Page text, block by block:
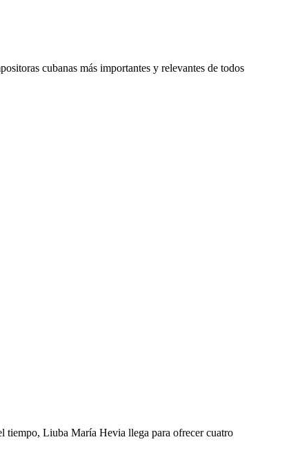
cubanas más importantes y relevantes de todos
tiempo, Liuba María Hevia llega para ofrecer cuatro